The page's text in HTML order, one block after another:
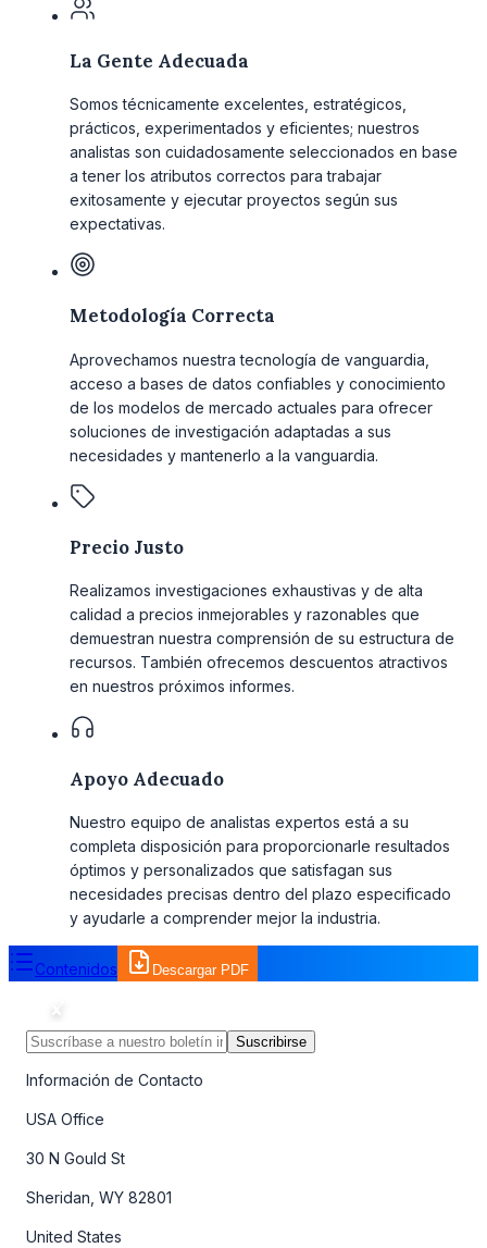
La Gente Adecuada
Somos técnicamente excelentes, estratégicos,
prácticos, experimentados y eficientes; nuestros
analistas son cuidadosamente seleccionados en base
a tener los atributos correctos para trabajar
exitosamente y ejecutar proyectos según sus
expectativas.
Metodología Correcta
Aprovechamos nuestra tecnología de vanguardia,
acceso a bases de datos confiables y conocimiento
de los modelos de mercado actuales para ofrecer
soluciones de investigación adaptadas a sus
necesidades y mantenerlo a la vanguardia.
Precio Justo
Realizamos investigaciones exhaustivas y de alta
calidad a precios inmejorables y razonables que
demuestran nuestra comprensión de su estructura de
recursos. También ofrecemos descuentos atractivos
en nuestros próximos informes.
Apoyo Adecuado
Nuestro equipo de analistas expertos está a su
completa disposición para proporcionarle resultados
óptimos y personalizados que satisfagan sus
necesidades precisas dentro del plazo especificado
y ayudarle a comprender mejor la industria.
Contenidos Descargar PDF
Suscribirse
Información de Contacto
USA Office
30 N Gould St
Sheridan, WY 82801
United States